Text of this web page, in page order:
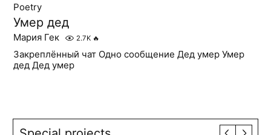
Poetry
Умер дед
Мария Гек 2.7K 🔥
Закреплённый чат Одно сообщение Дед умер Умер
дед Дед умер